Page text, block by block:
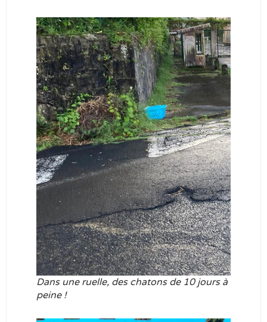
Dans une ruelle, des chatons de 10 jours à
peine!